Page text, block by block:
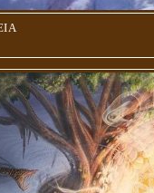
ΔΡΟΜΟ ΤΗΣ ΑΛΗΘΕΙΑΣ;